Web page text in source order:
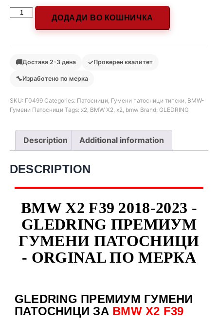
ДОДАДИ ВО КОШНИЧКА
🚚Достава 2-3 дена ✓Проверен квалитет
🔧Изработено по мерка
SKU: Г0499 Categories: Патосници Гумени патосници типски BMW-
Гумени Патосници Tags: x2 BMW X2 х2 bmw Brand: GLEDRING
Description Additional information
DESCRIPTION
BMW X2 F39 2018-2023 -
GLEDRING ПРЕМИУМ
ГУМЕНИ ПАТОСНИЦИ
- ORGINAL ПО МЕРКА
GLEDRING ПРЕМИУМ ГУМЕНИ
ПАТОСНИЦИ ЗАBMW X2 F39